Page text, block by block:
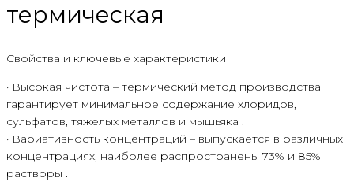
термическая
Свойства и ключевые характеристики
· Высокая чистота – термический метод производства
гарантирует минимальное содержание хлоридов,
сульфатов, тяжелых металлов и мышьяка .
· Вариативность концентраций – выпускается в различных
концентрациях, наиболее распространены 73% и 85%
растворы .